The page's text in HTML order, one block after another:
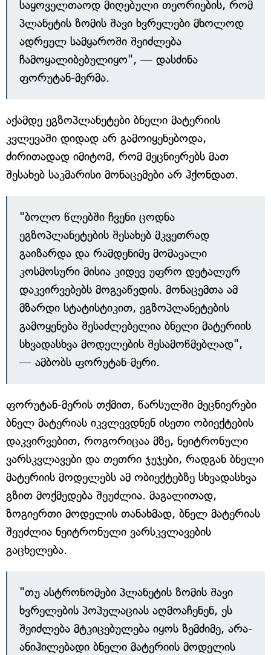
საყოველთაოდ მიღებული თეორიების, რომ
პლანეტის ზომის შავი ხვრელები მხოლოდ
ადრეულ სამყაროში შეიძლება
ჩამოყალიბებულიყო", — დასძინა
ფორუტან-მერმა.
აქამდე ეგზოპლანეტები ბნელი მატერიის
კვლევაში დიდად არ გამოიყენებოდა,
ძირითადად იმიტომ, რომ მეცნიერებს მათ
შესახებ საკმარისი მონაცემები არ ჰქონდათ.
"ბოლო წლებში ჩვენი ცოდნა
ეგზოპლანეტების შესახებ მკვეთრად
გაიზარდა და რამდენიმე მომავალი
კოსმოსური მისია კიდევ უფრო დეტალურ
დაკვირვებებს მოგვაწვდის. მონაცემთა ამ
მზარდი სტატისტიკით, ეგზოპლანეტების
გამოყენება შესაძლებელია ბნელი მატერიის
სხვადასხვა მოდელების შესამოწმებლად",
— ამბობს ფორუტან-მერი.
ფორუტან-მერის თქმით, წარსულში მეცნიერები
ბნელ მატერიას იკვლევდნენ ისეთი ობიექტების
დაკვირვებით, როგორიცაა მზე, ნეიტრონული
ვარსკვლავები და თეთრი ჯუჯები, რადგან ბნელი
მატერიის მოდელებს ამ ობიექტებზე სხვადასხვა
გზით მოქმედება შეუძლია. მაგალითად,
ზოგიერთი მოდელის თანახმად, ბნელ მატერიას
შეუძლია ნეიტრონული ვარსკვლავების
გაცხელება.
"თუ ასტრონომები პლანეტის ზომის შავი
ხვრელების პოპულაციას აღმოაჩენენ, ეს
შეიძლება მტკიცებულება იყოს ზემძიმე, არა-
ანიჰილებადი ბნელი მატერიის მოდელის